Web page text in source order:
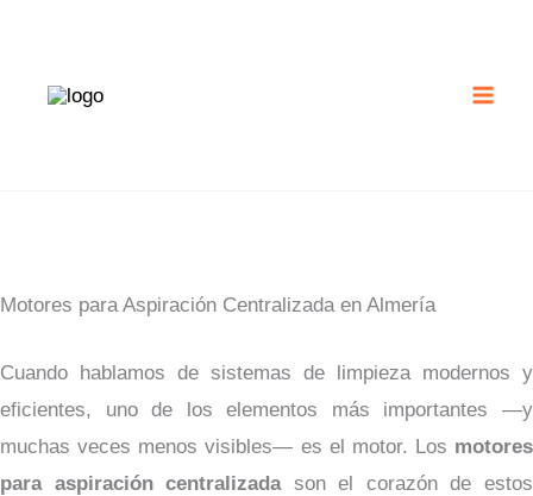
contenido
Motores para Aspiración Centralizada en Almería
Cuando hablamos de sistemas de limpieza modernos y
eficientes, uno de los elementos más importantes —y
muchas veces menos visibles— es el motor. Los motores
para aspiración centralizadason el corazón de estos